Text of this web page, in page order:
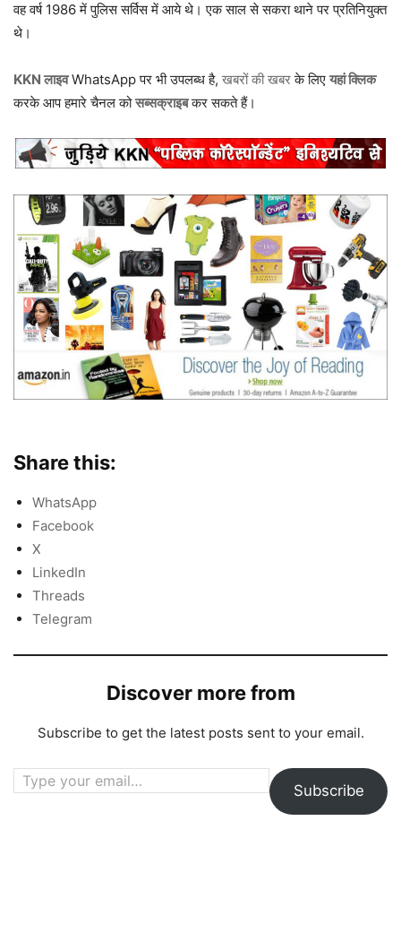
वह वर्ष 1986 में पुलिस सर्विस में आये थे। एक साल से सकरा थाने पर प्रतिनियुक्त
थे।
KKN लाइवWhatsApp पर भी उपलब्ध है, खबरों की खबरके लिए यहां क्लिक
करके आप हमारे चैनल कोसब्सक्राइबकर सकते हैं।
Share this:
WhatsApp
Facebook
X
LinkedIn
Threads
Telegram
Discover more from
Subscribe to get the latest posts sent to your email.
Type your email…
Subscribe